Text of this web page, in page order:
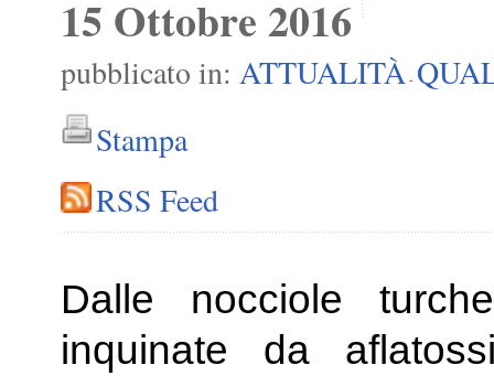
15 Ottobre 2016
pubblicato in: ATTUALITÀ -
Stampa
RSS Feed
Dalle nocciole
inquinate da